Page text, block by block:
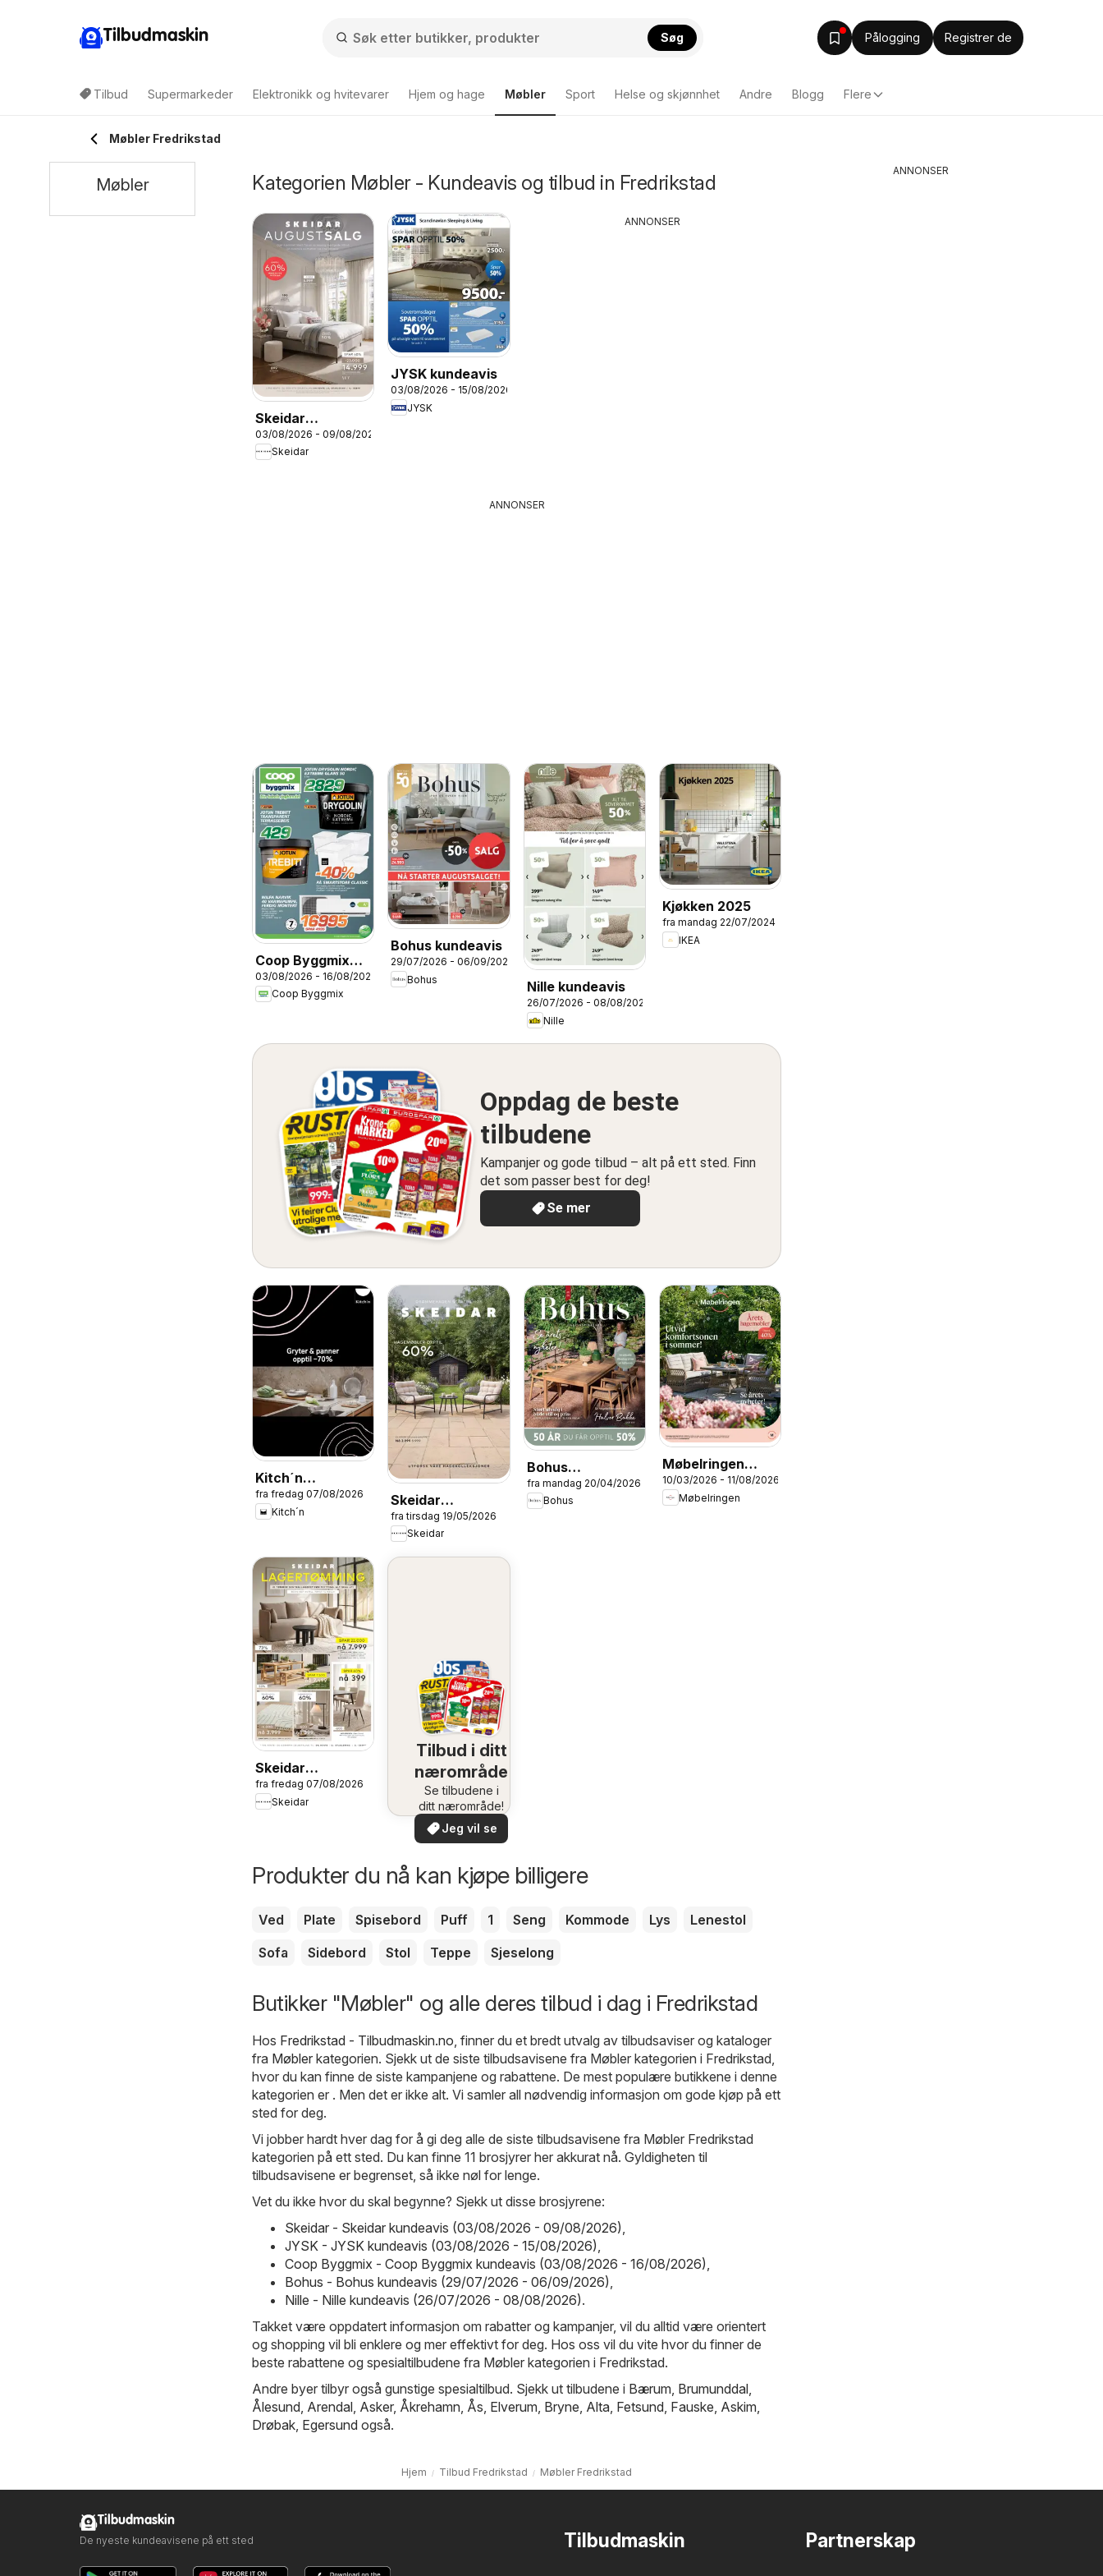
Tilbudmaskin Søg Pålogging Registrer de
Tilbud Supermarkeder Elektronikk og hvitevarer Hjem og hage Møbler Sport Helse og skjønnhet Andre Blogg Flere
Møbler Fredrikstad
Kategorien Møbler - Kundeavis og tilbud in Fredrikstad
Skeidar
kundeavis
03/08/2026 - 09/08/2026
Skeidar
JYSK kundeavis
03/08/2026 - 15/08/2026
JYSK
ANNONSER
ANNONSER
Coop Byggmix
kundeavis
03/08/2026 - 16/08/2026
Coop Byggmix
Bohus kundeavis
29/07/2026 - 06/09/2026
Bohus
Nille kundeavis
26/07/2026 - 08/08/2026
Nille
Kjøkken 2025
fra mandag 22/07/2024
IKEA
Oppdag de beste
tilbudene
Kampanjer og gode tilbud – alt på ett sted. Finn
det som passer best for deg!
Se mer
Kitch´n
kundeavis
fra fredag 07/08/2026
Kitch´n
Skeidar
Hagekatalog
2026
fra tirsdag 19/05/2026
Skeidar
Bohus
Hageinspirasjon
2026
fra mandag 20/04/2026
Bohus
Møbelringen
Årets
hagemøbler
10/03/2026 - 11/08/2026
Møbelringen
Skeidar
RYDDESALG
fra fredag 07/08/2026
Skeidar
Tilbud i ditt
nærområde
Se tilbudene i
ditt nærområde!
Jeg vil se
Produkter du nå kan kjøpe billigere
Ved Plate Spisebord Puff 1 Seng Kommode Lys
Lenestol
Sofa
Sidebord Stol Teppe Sjeselong
Butikker "Møbler" og alle deres tilbud i dag i Fredrikstad
Hos Fredrikstad - Tilbudmaskin.no, finner du et bredt utvalg av tilbudsaviser og kataloger
fra Møbler kategorien. Sjekk ut de siste tilbudsavisene fra Møbler kategorien i Fredrikstad,
hvor du kan finne de siste kampanjene og rabattene. De mest populære butikkene i denne
kategorien er . Men det er ikke alt. Vi samler all nødvendig informasjon om gode kjøp på ett
sted for deg.
Vi jobber hardt hver dag for å gi deg alle de siste tilbudsavisene fra Møbler Fredrikstad
kategorien på ett sted. Du kan finne 11 brosjyrer her akkurat nå. Gyldigheten til
tilbudsavisene er begrenset, så ikke nøl for lenge.
Vet du ikke hvor du skal begynne? Sjekk ut disse brosjyrene:
Skeidar - Skeidar kundeavis (03/08/2026 - 09/08/2026),
JYSK - JYSK kundeavis (03/08/2026 - 15/08/2026),
Coop Byggmix - Coop Byggmix kundeavis (03/08/2026 - 16/08/2026),
Bohus - Bohus kundeavis (29/07/2026 - 06/09/2026),
Nille - Nille kundeavis (26/07/2026 - 08/08/2026).
Takket være oppdatert informasjon om rabatter og kampanjer, vil du alltid være orientert
og shopping vil bli enklere og mer effektivt for deg. Hos oss vil du vite hvor du finner de
beste rabattene og spesialtilbudene fra Møbler kategorien i Fredrikstad.
Andre byer tilbyr også gunstige spesialtilbud. Sjekk ut tilbudene i Bærum, Brumunddal,
Ålesund, Arendal, Asker, Åkrehamn, Ås, Elverum, Bryne, Alta, Fetsund, Fauske, Askim,
Drøbak, Egersund også.
Hjem Tilbud Fredrikstad Møbler Fredrikstad
Møbler
ANNONSER
Tilbudmaskin Partnerskap
Tilbudmaskin
De nyeste kundeavisene på ett sted